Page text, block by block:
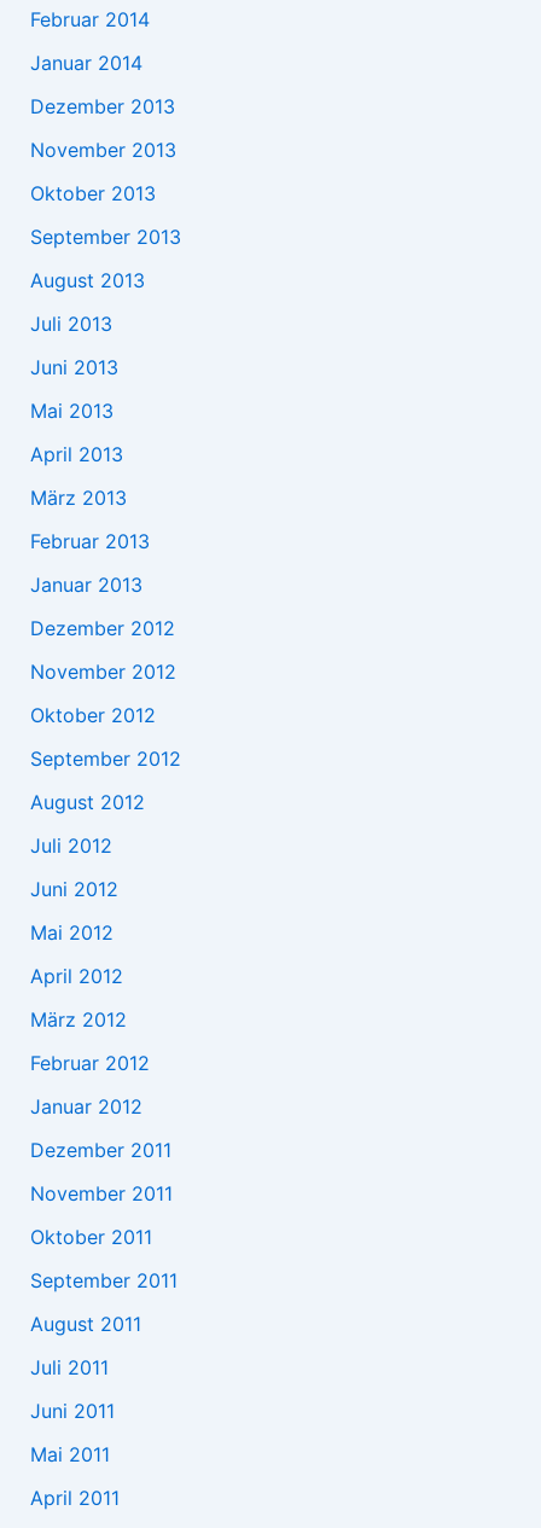
Februar 2014
Januar 2014
Dezember 2013
November 2013
Oktober 2013
September 2013
August 2013
Juli 2013
Juni 2013
Mai 2013
April 2013
März 2013
Februar 2013
Januar 2013
Dezember 2012
November 2012
Oktober 2012
September 2012
August 2012
Juli 2012
Juni 2012
Mai 2012
April 2012
März 2012
Februar 2012
Januar 2012
Dezember 2011
November 2011
Oktober 2011
September 2011
August 2011
Juli 2011
Juni 2011
Mai 2011
April 2011